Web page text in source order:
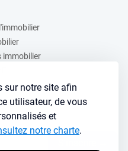
sur notre site afin
utilisateur, de vous
et
notre charte.
immobilier
l’immobilier ?
: